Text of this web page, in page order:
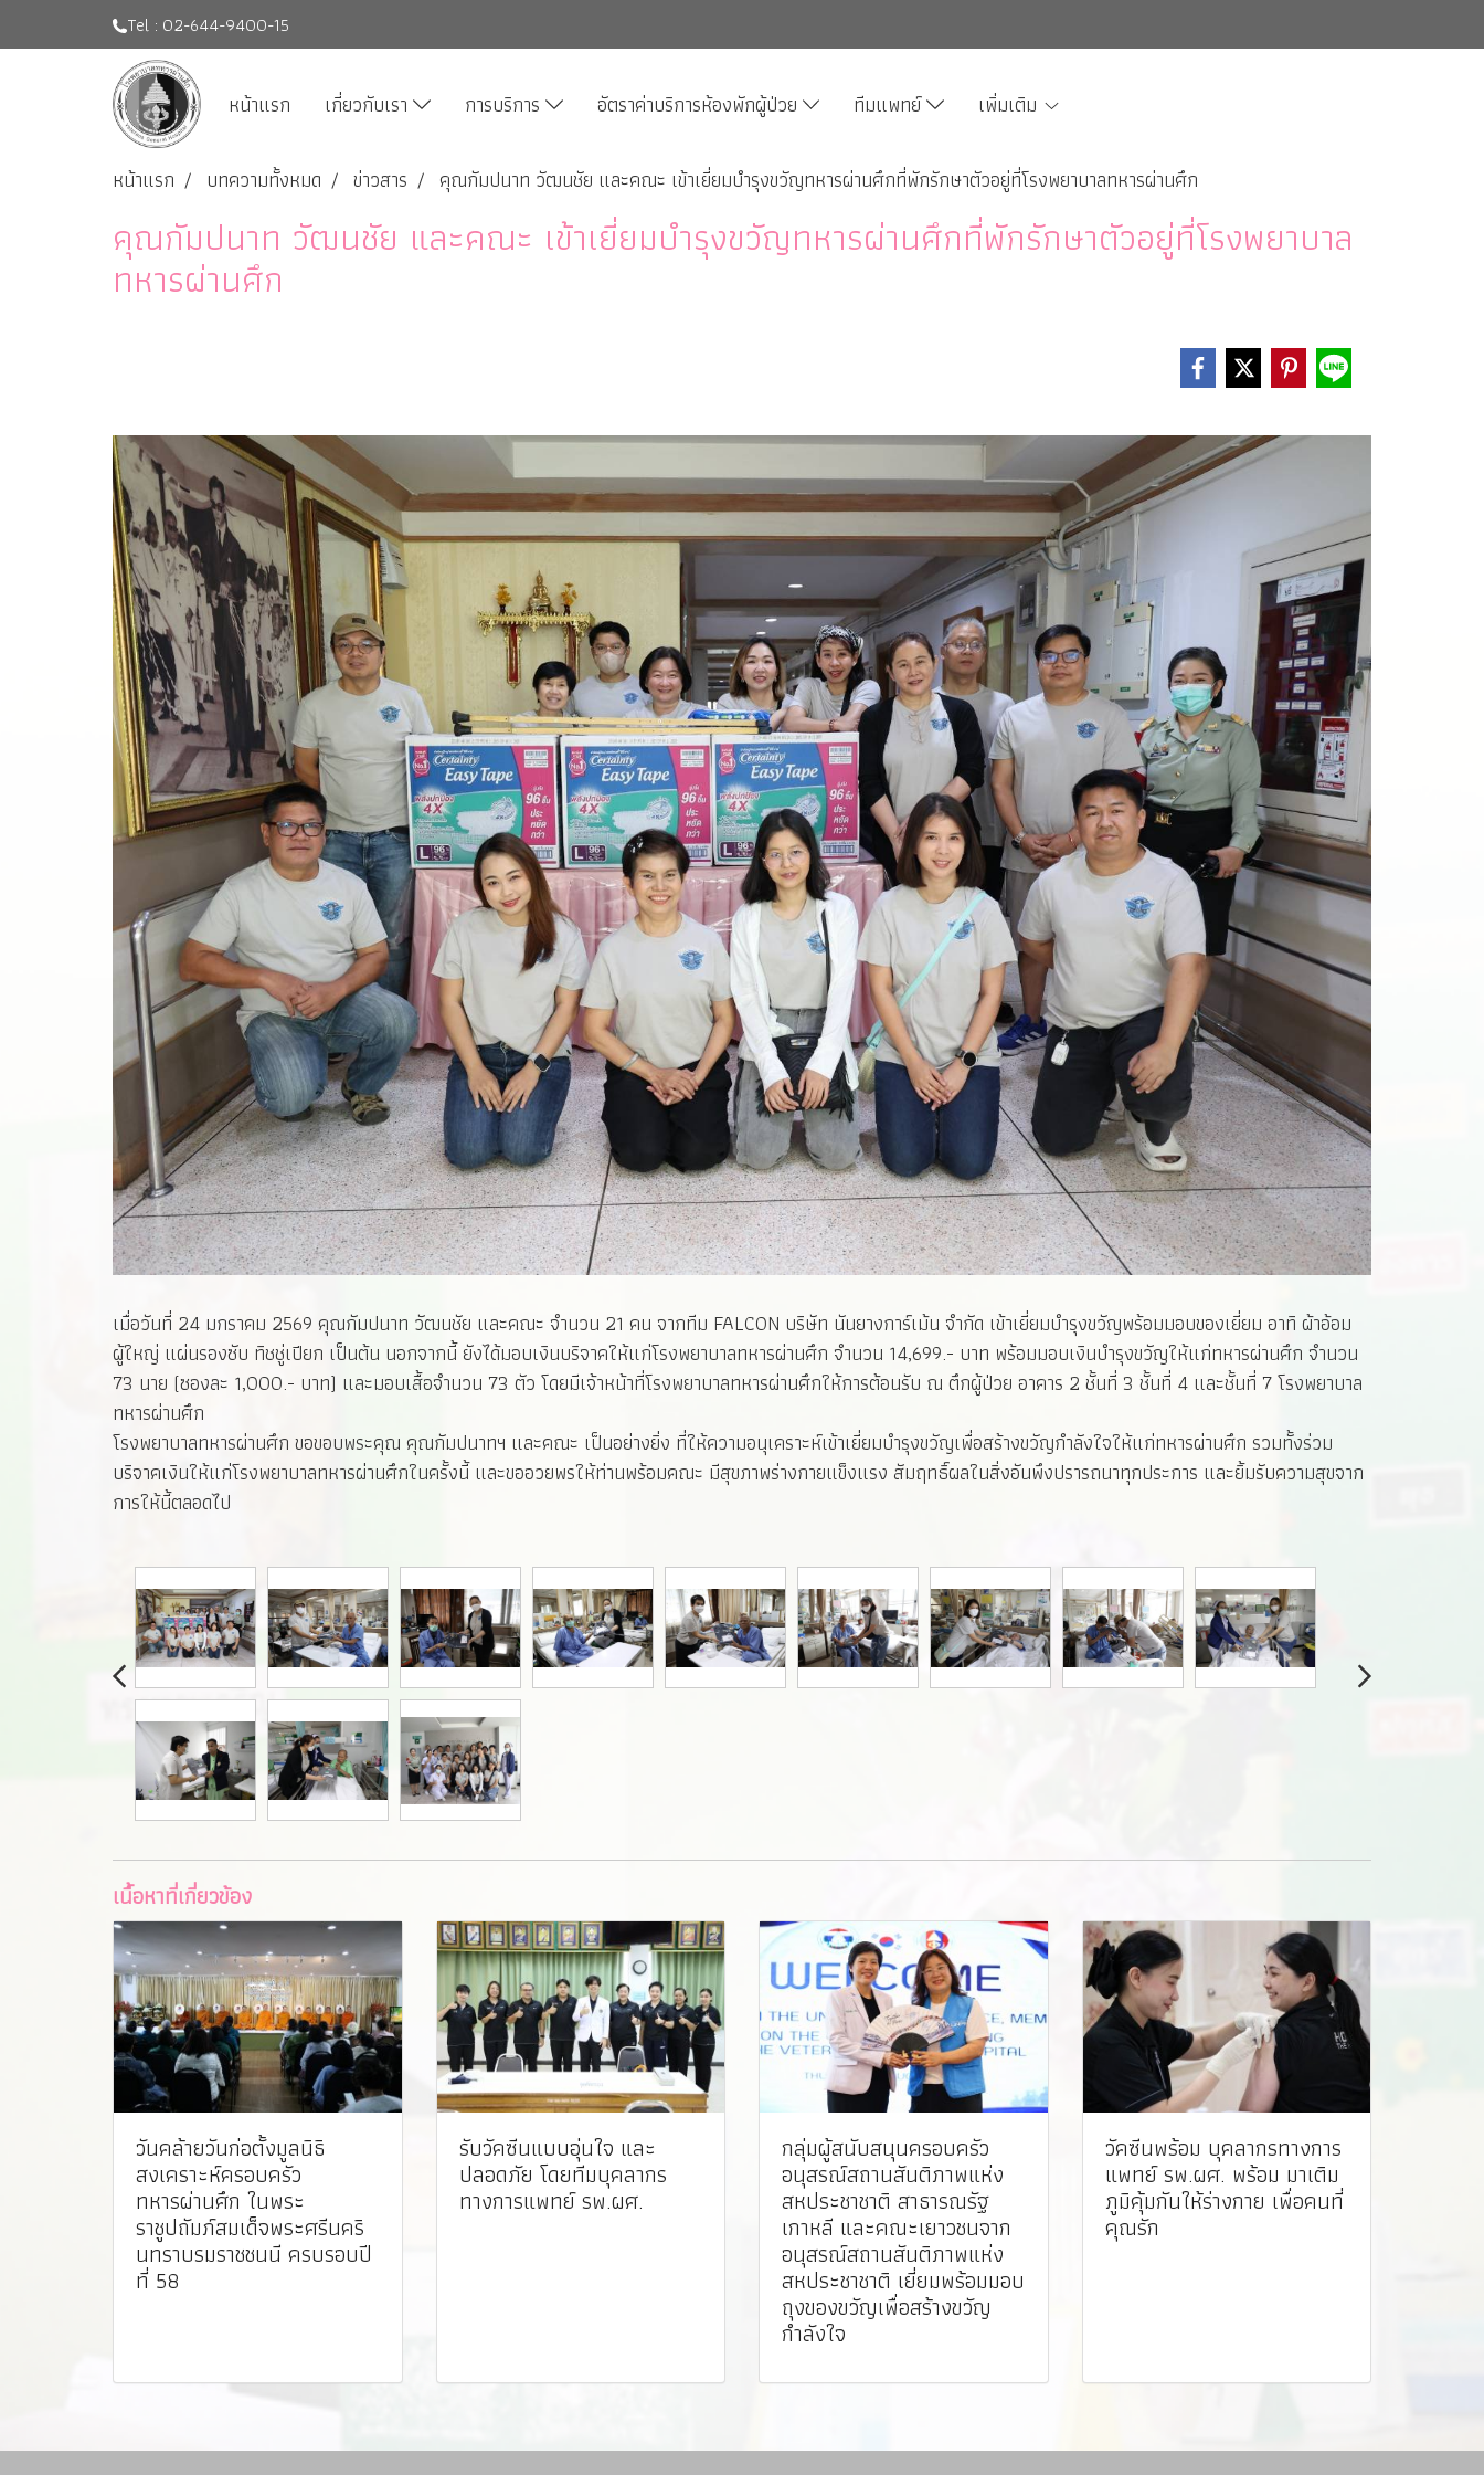
Tel : 02-644-9400-15
หน้าแรก เกี่ยวกับเรา การบริการ อัตราค่าบริการห้องพักผู้ป่วย ทีมแพทย์ เพิ่มเติม
หน้าแรก บทความทั้งหมด ข่าวสาร คุณกัมปนาท วัฒนชัย และคณะ เข้าเยี่ยมบำรุงขวัญทหารผ่านศึกที่พักรักษาตัวอยู่ที่โรงพยาบาลทหารผ่านศึก
คุณกัมปนาท วัฒนชัย และคณะ เข้าเยี่ยมบำรุงขวัญทหารผ่านศึกที่พักรักษาตัวอยู่ที่โรงพยาบาล
ทหารผ่านศึก
เมื่อวันที่ 24 มกราคม 2569 คุณกัมปนาท วัฒนชัย และคณะ จำนวน 21 คน จากทีม FALCON บริษัท นันยางการ์เม้น จำกัด เข้าเยี่ยมบำรุงขวัญพร้อมมอบของเยี่ยม อาทิ ผ้าอ้อม
ผู้ใหญ่ แผ่นรองซับ ทิชชู่เปียก เป็นต้น นอกจากนี้ ยังได้มอบเงินบริจาคให้แก่โรงพยาบาลทหารผ่านศึก จำนวน 14,699.- บาท พร้อมมอบเงินบำรุงขวัญให้แก่ทหารผ่านศึก จำนวน
73 นาย (ซองละ 1,000.- บาท) และมอบเสื้อจำนวน 73 ตัว โดยมีเจ้าหน้าที่โรงพยาบาลทหารผ่านศึกให้การต้อนรับ ณ ตึกผู้ป่วย อาคาร 2 ชั้นที่ 3 ชั้นที่ 4 และชั้นที่ 7 โรงพยาบาล
ทหารผ่านศึก
โรงพยาบาลทหารผ่านศึก ขอขอบพระคุณ คุณกัมปนาทฯ และคณะ เป็นอย่างยิ่ง ที่ให้ความอนุเคราะห์เข้าเยี่ยมบำรุงขวัญเพื่อสร้างขวัญกำลังใจให้แก่ทหารผ่านศึก รวมทั้งร่วม
บริจาคเงินให้แก่โรงพยาบาลทหารผ่านศึกในครั้งนี้ และขออวยพรให้ท่านพร้อมคณะ มีสุขภาพร่างกายแข็งแรง สัมฤทธิ์ผลในสิ่งอันพึงปรารถนาทุกประการ และยิ้มรับความสุขจาก
การให้นี้ตลอดไป
เนื้อหาที่เกี่ยวข้อง
วันคล้ายวันก่อตั้งมูลนิธิ
สงเคราะห์ครอบครัว
ทหารผ่านศึก ในพระ
ราชูปถัมภ์สมเด็จพระศรีนคริ
นทราบรมราชชนนี ครบรอบปี
ที่ 58
รับวัคซีนแบบอุ่นใจ และ
ปลอดภัย โดยทีมบุคลากร
ทางการแพทย์ รพ.ผศ. ️
กลุ่มผู้สนับสนุนครอบครัว
อนุสรณ์สถานสันติภาพแห่ง
สหประชาชาติ สาธารณรัฐ
เกาหลี และคณะเยาวชนจาก
อนุสรณ์สถานสันติภาพแห่ง
สหประชาชาติ เยี่ยมพร้อมมอบ
ถุงของขวัญเพื่อสร้างขวัญ
กำลังใจ
วัคซีนพร้อม บุคลากรทางการ
แพทย์ รพ.ผศ. พร้อม มาเติม
ภูมิคุ้มกันให้ร่างกาย เพื่อคนที่
คุณรัก